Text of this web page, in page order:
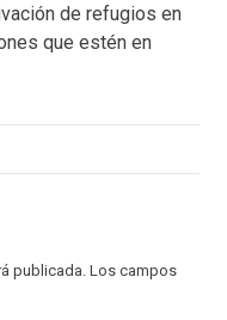
de refugios en
que estén en
publicada. Los campos